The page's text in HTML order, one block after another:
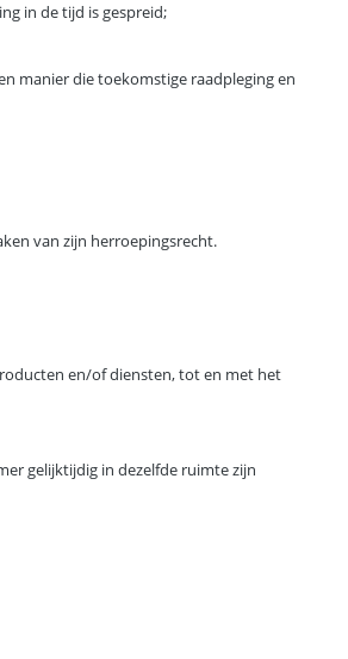
in de tijd is gespreid;
manier die toekomstige raadpleging en
van zijn herroepingsrecht.
en/of diensten, tot en met het
gelijktijdig in dezelfde ruimte zijn